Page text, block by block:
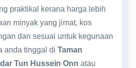
praktikal kerana harga lebih
minyak yang jimat, kos
dan sesuai untuk kegunaan
anda tinggal di Taman
Tun Hussein Onn atau